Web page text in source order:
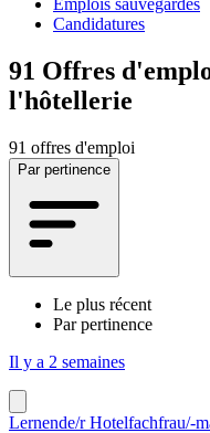
Candidatures
91 Offres
l'hôtellerie
91 offres d'emploi
Par pertinence
Le plus récent
Par pertinence
Il y a 2 semaines
Lernende/r Hotelfachfrau/-